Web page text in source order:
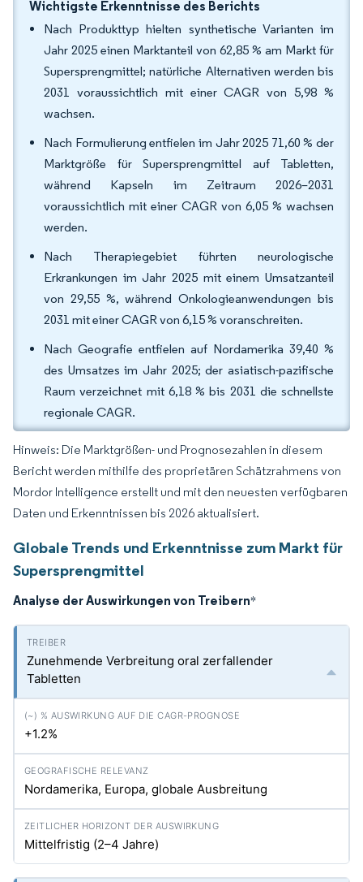
Wichtigste Erkenntnisse des Berichts
Nach Produkttyp hielten synthetische Varianten im
Jahr 2025 einen Marktanteil von 62,85 % am Markt für
Supersprengmittel; natürliche Alternativen werden bis
2031 voraussichtlich mit einer CAGR von 5,98 %
wachsen.
Nach Formulierung entfielen im Jahr 2025 71,60 % der
Marktgröße für Supersprengmittel auf Tabletten,
während Kapseln im Zeitraum 2026–2031
voraussichtlich mit einer CAGR von 6,05 % wachsen
werden.
Nach Therapiegebiet führten neurologische
Erkrankungen im Jahr 2025 mit einem Umsatzanteil
von 29,55 %, während Onkologieanwendungen bis
2031 mit einer CAGR von 6,15 % voranschreiten.
Nach Geografie entfielen auf Nordamerika 39,40 %
des Umsatzes im Jahr 2025; der asiatisch-pazifische
Raum verzeichnet mit 6,18 % bis 2031 die schnellste
regionale CAGR.
Hinweis: Die Marktgrößen- und Prognosezahlen in diesem
Bericht werden mithilfe des proprietären Schätzrahmens von
Mordor Intelligence erstellt und mit den neuesten verfügbaren
Daten und Erkenntnissen bis 2026 aktualisiert.
Globale Trends und Erkenntnisse zum Markt für
Supersprengmittel
Analyse der Auswirkungen von Treibern*
Zunehmende Verbreitung oral zerfallender
Tabletten
+1.2%
Nordamerika, Europa, globale Ausbreitung
Mittelfristig (2–4 Jahre)